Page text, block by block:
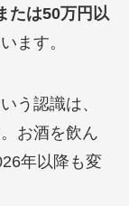
たは50万円以
ます。
う認識は、
お酒を飲ん
年以降も変